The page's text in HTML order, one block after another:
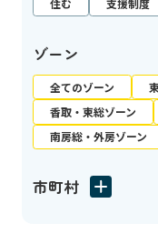
住む
支援制度
ゾーン
全てのゾーン
香取・東総ゾーン
南房総・外房ゾーン
市町村